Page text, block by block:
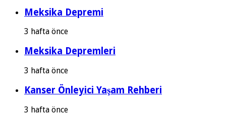
Meksika Depremi
3 hafta önce
Meksika Depremleri
3 hafta önce
Kanser Önleyici Yaşam Rehberi
3 hafta önce